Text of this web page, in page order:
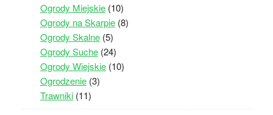
Ogrody Miejskie(10)
Ogrody na Skarpie(8)
Ogrody Skalne(5)
Ogrody Suche(24)
Ogrody Wiejskie(10)
Ogrodzenie(3)
Trawniki(11)